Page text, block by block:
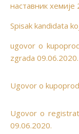
наставник хемије
Spisak kandidata
ugovor o
zgrada 09.06.2020.
Ugovor o
Ugovor o
09.06.2020.